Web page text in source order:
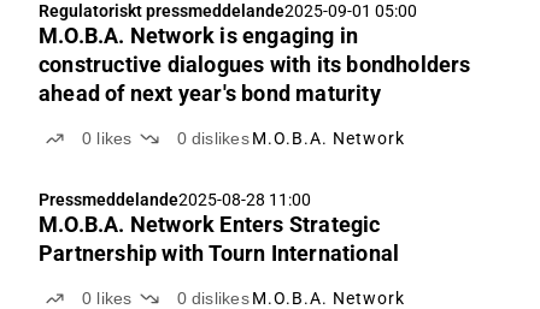
Regulatoriskt pressmeddelande2025-09-01 05:00
M.O.B.A. Network is engaging in
constructive dialogues with its bondholders
ahead of next year's bond maturity
0 likes 0 dislikes M.O.B.A. Network
Pressmeddelande2025-08-28 11:00
M.O.B.A. Network Enters Strategic
Partnership with Tourn International
0 likes 0 dislikes M.O.B.A. Network